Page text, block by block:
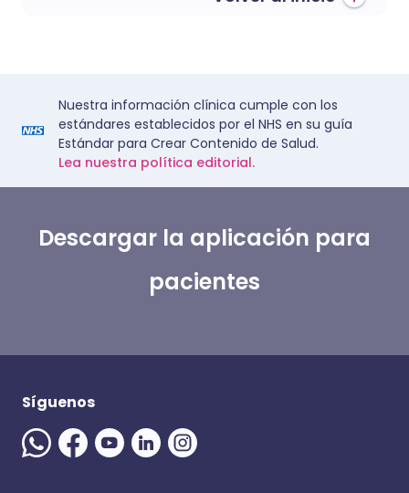
Nuestra información clínica cumple con los
estándares establecidos por el NHS en su guía
Estándar para Crear Contenido de Salud.
Lea nuestra política editorial.
Descargar la aplicación para
pacientes
Síguenos